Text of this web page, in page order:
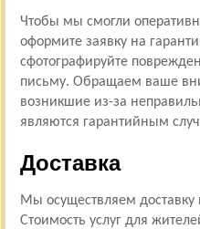
Чтобы мы смогли
оформите заявку на
сфотографируйте
письму. Обращаем ваше
возникшие из-за
являются гарантийным
Доставка
Мы осуществляем доставку
Стоимость услуг для